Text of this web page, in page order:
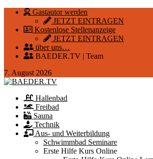
Gastautor werden
JETZT EINTRAGEN
Kostenlose Stellenanzeige
JETZT EINTRAGEN
über uns…
BAEDER.TV | Team
7. August 2026
Hallenbad
Freibad
Sauna
Technik
Aus- und Weiterbildung
Schwimmbad Seminare
Erste Hilfe Kurs Online